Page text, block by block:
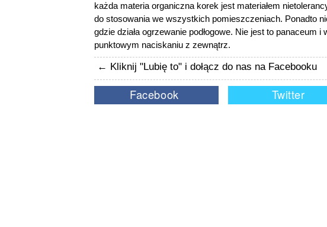
każda materia organiczna korek jest materiałem
do stosowania we wszystkich pomieszczeniach. Ponadto
gdzie działa ogrzewanie podłogowe. Nie jest to panaceum
punktowym naciskaniu z zewnątrz.
← Kliknij "Lubię to" i dołącz do nas na Facebooku